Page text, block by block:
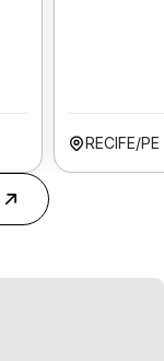
RECIFE/PE